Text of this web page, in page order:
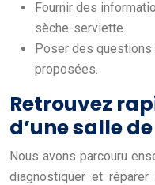
Fournir des
sèche-serviette.
Poser des
proposées.
Retrouvez
d’une salle
Nous avons parcouru
diagnostiquer et réparer